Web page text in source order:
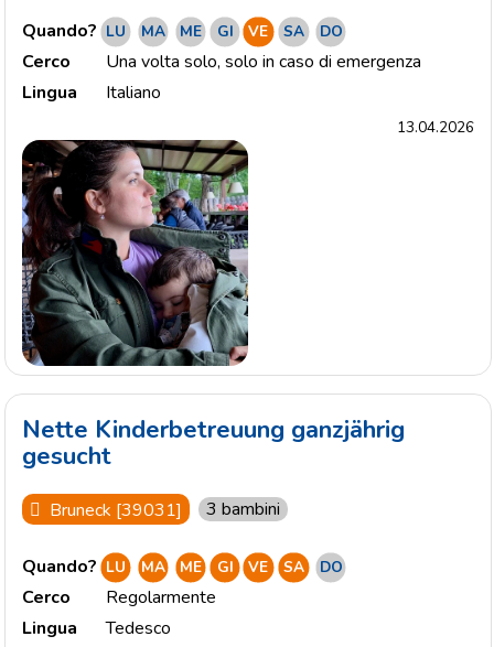
Quando? LU MA ME GI VE SA DO
Cerco Una volta solo, solo in caso di emergenza
Lingua
Italiano
13.04.2026
Nette Kinderbetreuung ganzjährig
gesucht
Bruneck [39031] 3 bambini
Quando? LU MA ME GI VE SA DO
Cerco
Regolarmente
Lingua
Tedesco